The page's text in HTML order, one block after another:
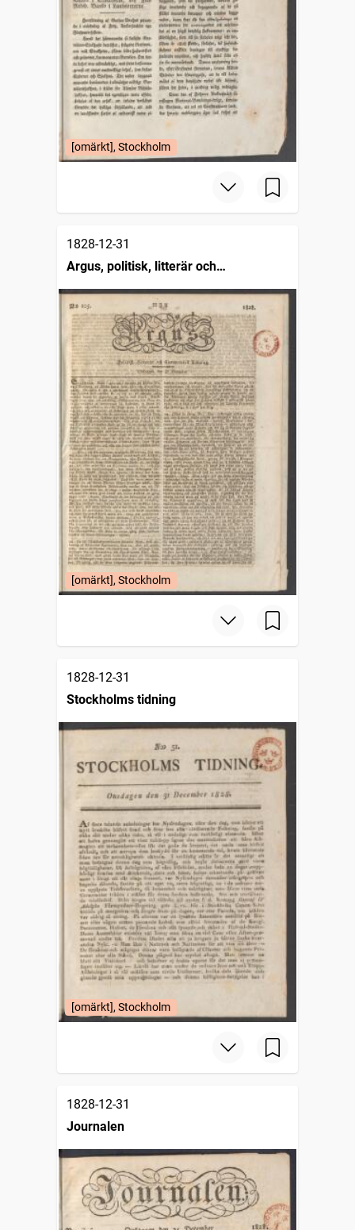
[omärkt], Stockholm
1828-12-31
Argus, politisk, litterär och
commerciell tidning
[omärkt], Stockholm
1828-12-31
Stockholms tidning
[omärkt], Stockholm
1828-12-31
Journalen